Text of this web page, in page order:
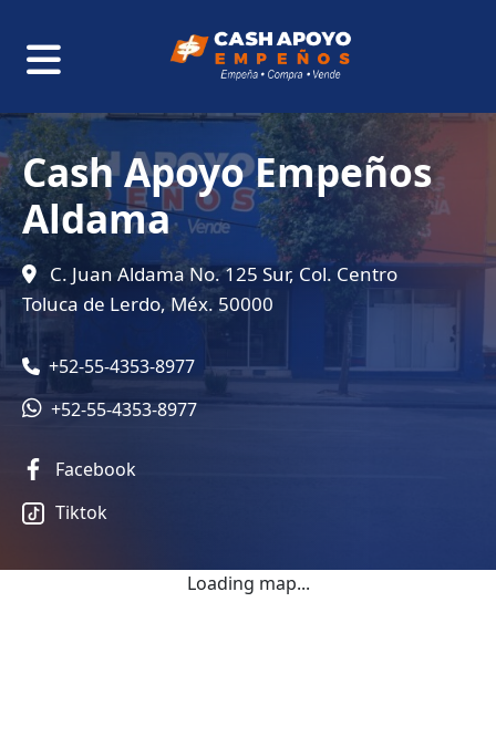
Cash Apoyo Empeños
Aldama
C. Juan Aldama No. 125 Sur, Col. Centro
Toluca de Lerdo, Méx. 50000
+52-55-4353-8977
+52-55-4353-8977
Facebook
Tiktok
Loading map...